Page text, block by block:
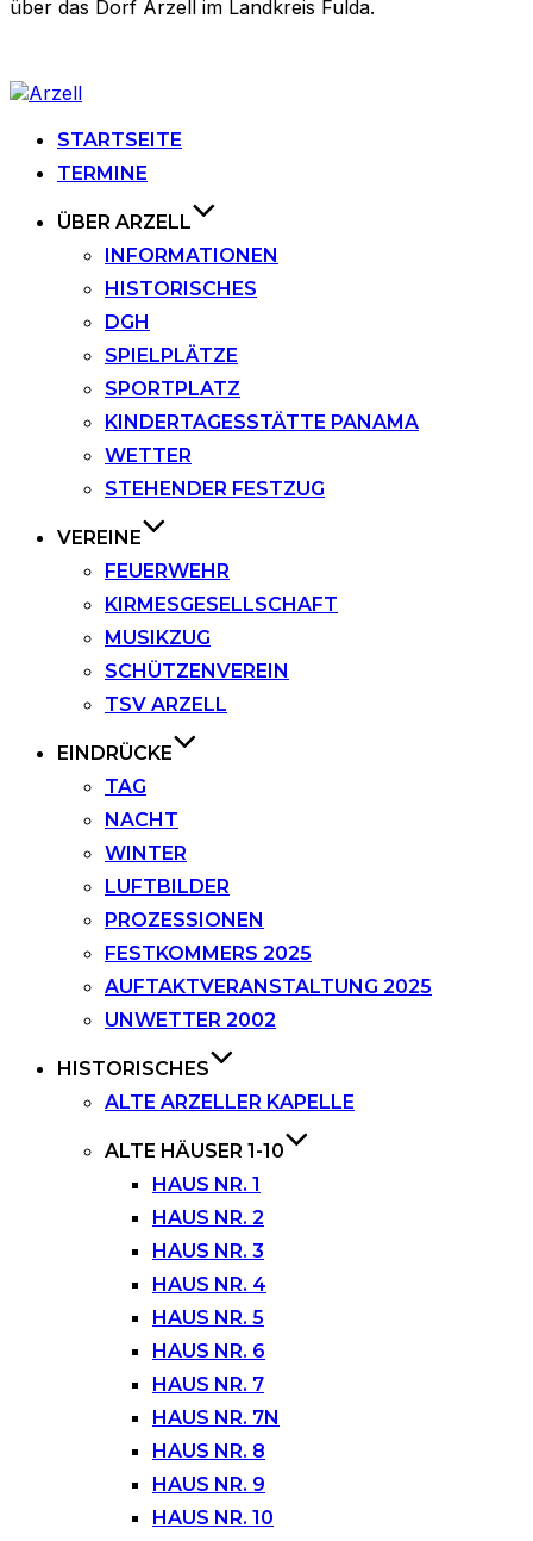
über das Dorf Arzell im Landkreis Fulda.
Zu
springenSTARTSEITE
TERMINE
ÜBER ARZELL
INFORMATIONEN
HISTORISCHES
DGH
SPIELPLÄTZE
SPORTPLATZ
KINDERTAGESSTÄTTE PANAMA
WETTER
STEHENDER FESTZUG
VEREINE
FEUERWEHR
KIRMESGESELLSCHAFT
MUSIKZUG
SCHÜTZENVEREIN
TSV ARZELL
EINDRÜCKE
TAG
NACHT
WINTER
LUFTBILDER
PROZESSIONEN
FESTKOMMERS 2025
AUFTAKTVERANSTALTUNG 2025
UNWETTER 2002
HISTORISCHES
ALTE ARZELLER KAPELLE
ALTE HÄUSER 1-10
HAUS NR. 1
HAUS NR. 2
HAUS NR. 3
HAUS NR. 4
HAUS NR. 5
HAUS NR. 6
HAUS NR. 7
HAUS NR. 7N
HAUS NR. 8
HAUS NR. 9
HAUS NR. 10